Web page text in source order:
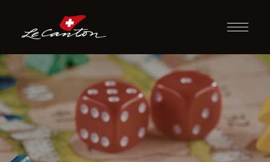
Momento Jogos